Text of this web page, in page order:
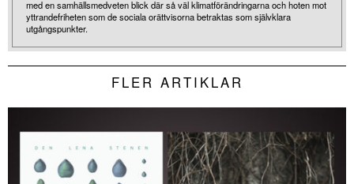
med en samhällsmedveten blick där så väl klimatförändringarna och hoten mot
yttrandefriheten som de sociala orättvisorna betraktas som självklara
utgångspunkter.
FLER ARTIKLAR